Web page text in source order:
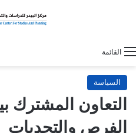
القائمة
السياسة
التعاون المشترك
الفرص والتحديات